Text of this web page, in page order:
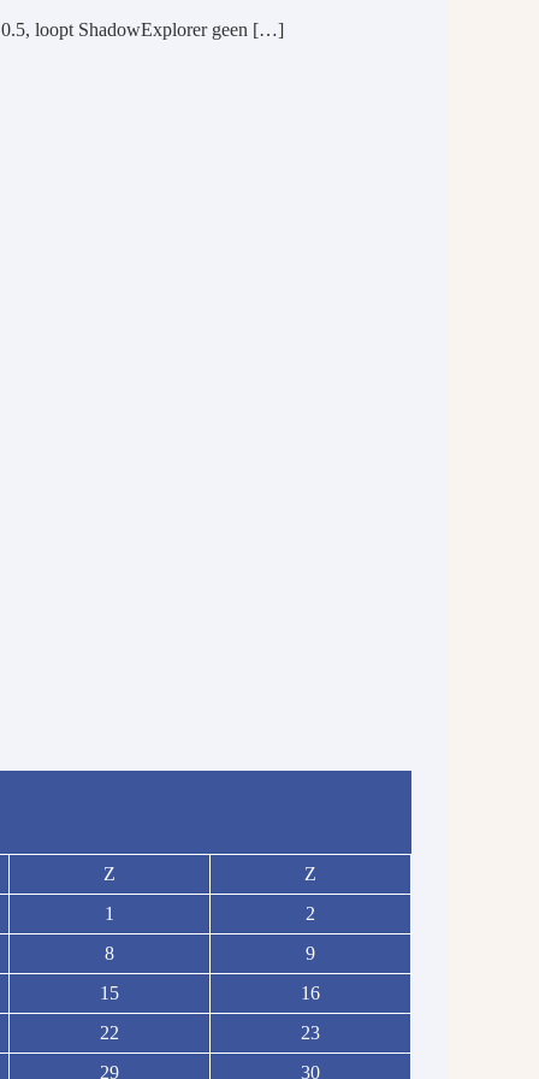
0.5, loopt ShadowExplorer geen […]
Z
Z
1
2
8
9
15
16
22
23
29
30